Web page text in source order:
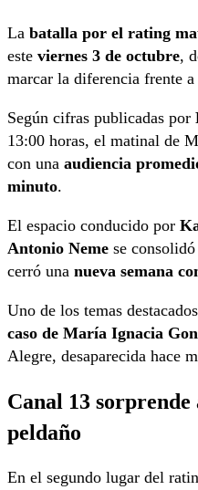
La batalla por el rating
este viernes 3 de octubre,
marcar la diferencia frente a
Según cifras publicadas por
13:00 horas, el matinal de
con una audiencia
minuto.
El espacio conducido por
Antonio Neme se
cerró una nueva semana
Uno de los temas
caso de María Ignacia
Alegre, desaparecida hace
Canal 13
peldaño
En el segundo lugar del